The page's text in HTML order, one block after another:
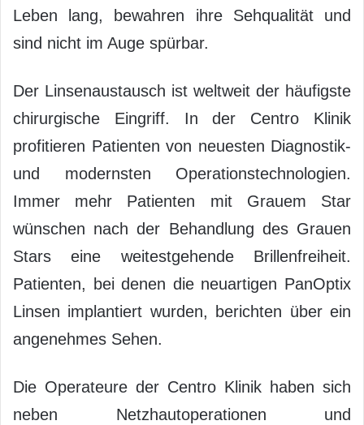
Leben lang, bewahren ihre Sehqualität und
sind nicht im Auge spürbar.
Der Linsenaustausch ist weltweit der häufigste
chirurgische Eingriff. In der Centro Klinik
profitieren Patienten von neuesten Diagnostik-
und modernsten Operationstechnologien.
Immer mehr Patienten mit Grauem Star
wünschen nach der Behandlung des Grauen
Stars eine weitestgehende Brillenfreiheit.
Patienten, bei denen die neuartigen PanOptix
Linsen implantiert wurden, berichten über ein
angenehmes Sehen.
Die Operateure der Centro Klinik haben sich
neben Netzhautoperationen und